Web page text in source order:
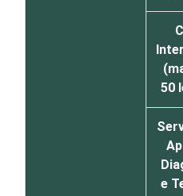
50
e